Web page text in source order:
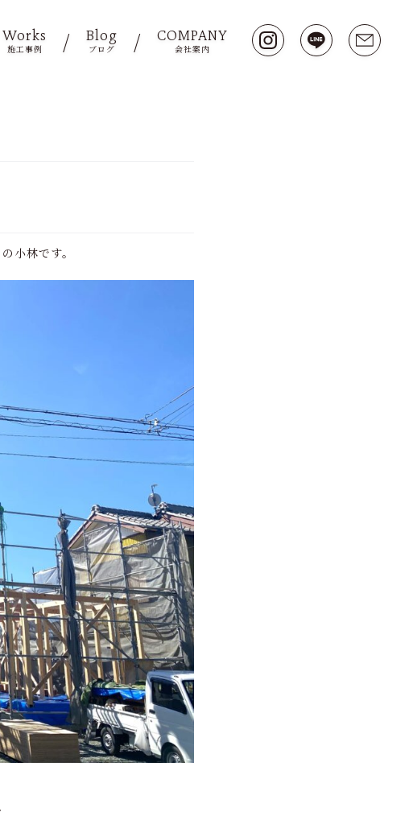
Works
施工事例
Blog
ブログ
COMPANY
会社案内
小林です。